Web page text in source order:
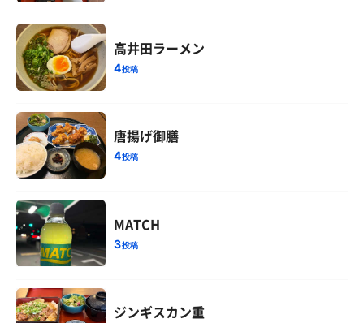
高井田ラーメン
4投稿
唐揚げ御膳
4投稿
MATCH
3投稿
ジンギスカン重